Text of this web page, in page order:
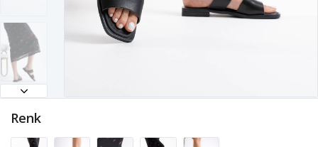
Renk